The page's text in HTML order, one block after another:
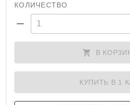
КОЛИЧЕСТВО
В
КУПИТЬ В 1